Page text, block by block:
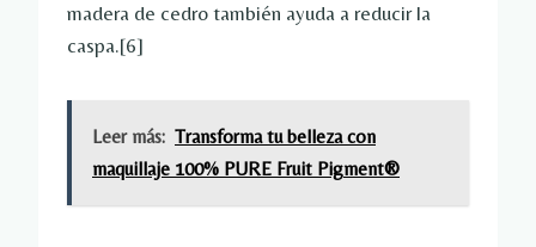
madera de cedro también ayuda a reducir la
caspa.[6]
Leer más: Transforma tu belleza con
maquillaje 100% PURE Fruit Pigment®